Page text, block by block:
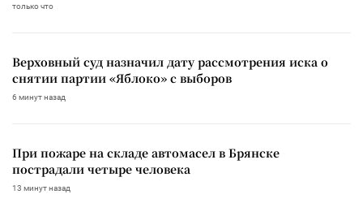
только что
Верховный суд назначил дату рассмотрения иска о
снятии партии «Яблоко» с выборов
6 минут назад
При пожаре на складе автомасел в Брянске
пострадали четыре человека
13 минут назад